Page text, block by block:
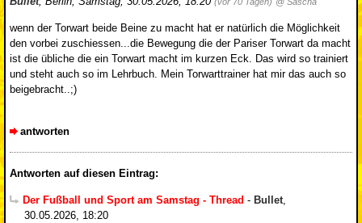
wenn der Torwart beide Beine zu macht hat er natürlich die Möglichkeit
den vorbei zuschiessen...die Bewegung die der Pariser Torwart da macht
ist die übliche die ein Torwart macht im kurzen Eck. Das wird so trainiert
und steht auch so im Lehrbuch. Mein Torwarttrainer hat mir das auch so
beigebracht..;)
antworten
Antworten auf diesen Eintrag:
Der Fußball und Sport am Samstag - Thread - Bullet,
30.05.2026, 18:20